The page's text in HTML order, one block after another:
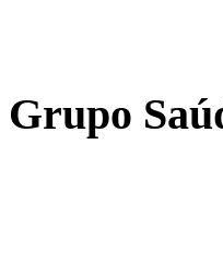
Grupo